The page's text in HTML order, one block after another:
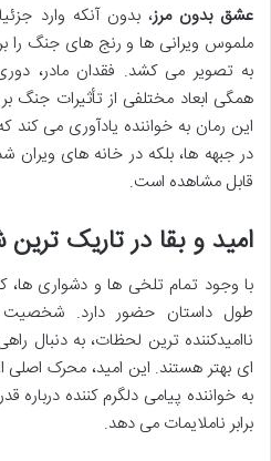
عشق بدون مرز، بدون آنکه وارد
ملموس ویرانی ها و رنج های جنگ را بر
به تصویر می کشد. فقدان مادر،
همگی ابعاد مختلفی از تأثیرات جنگ
این رمان به خواننده یادآوری می کند
در جبهه ها، بلکه در خانه های
قابل مشاهده است.
امید و بقا در تاریک
با وجود تمام تلخی ها و دشواری ها،
طول داستان حضور دارد.
ناامیدکننده ترین لحظات، به دنبال
ای بهتر هستند. این امید، محرک اصلی
به خواننده پیامی دلگرم کننده درباره
برابر ناملایمات می دهد.